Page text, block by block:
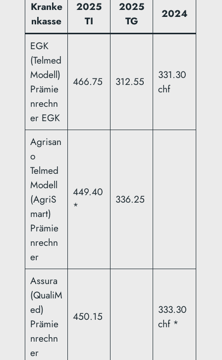
Kranke
nkasse
2025
TI
2025
TG
2024
EGK
(Telmed
Modell)
Prämie
nrechn
er EGK
466.75 312.55
331.30
chf
Agrisan
o
Telmed
Modell
(AgriS
mart)
Prämie
nrechn
er
449.40
*
336.25
Assura
(QualiM
ed)
Prämie
nrechn
er
450.15
333.30
chf *